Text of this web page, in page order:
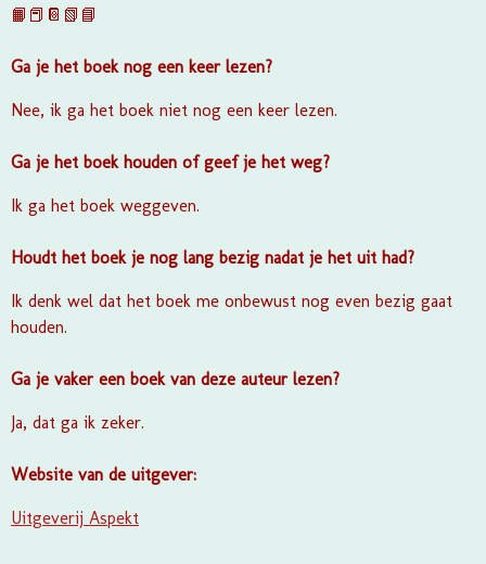
📙📕📔📗📘
Ga je het boek nog een keer lezen?
Nee, ik ga het boek niet nog een keer lezen.
Ga je het boek houden of geef je het weg?
Ik ga het boek weggeven.
Houdt het boek je nog lang bezig nadat je het uit had?
Ik denk wel dat het boek me onbewust nog even bezig gaat
houden.
Ga je vaker een boek van deze auteur lezen?
Ja, dat ga ik zeker.
Website van de uitgever:
Uitgeverij Aspekt